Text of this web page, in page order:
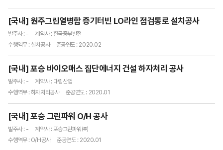
[국내] 원주그린열병합 증기터빈 LO라인 점검통로 설치공사
발주사 : -
계약사 : 한국중부발전
수행역무 : 설치공사
준공연도 : 2020.02
[국내] 포승 바이오매스 집단에너지 건설 하자처리 공사
발주사 : -
계약사 : 대림산업
수행역무 : 하자처리공사
준공연도 : 2020.01
[국내] 포승 그린파워 O/H 공사
발주사 : -
계약사 : 포승그린파워㈜
수행역무 : O/H공사
준공연도 : 2020.01